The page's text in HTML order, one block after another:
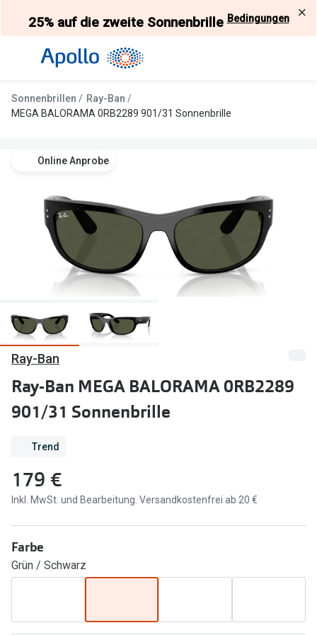
25% auf die zweite Sonnenbrille Bedingungen
Alle Brillen
Herren
Gleitsicht
AI Glasses
Selbsttönende Brillen
Lesebrillen
Weitere Kategorien
Brillen Sale
Marken
Ray-Ban
DbyD
Prada
Seen
Miu Miu
alle Marken
Ratgeber
Gleitsicht Ratgeber
Alle Brillen Ratgeber
Gleitsicht
Ray-Ban
Ray-Ban
Sonnenbrillen
Ray-Ban
MEGA BALORAMA 0RB2289 901/31 Sonnenbrille
Online Anprobe
Ray-Ban
Ray-Ban MEGA BALORAMA 0RB2289
901/31 Sonnenbrille
Trend
179 €
Inkl. MwSt. und Bearbeitung. Versandkostenfrei ab 20 €
Farbe
Grün / Schwarz